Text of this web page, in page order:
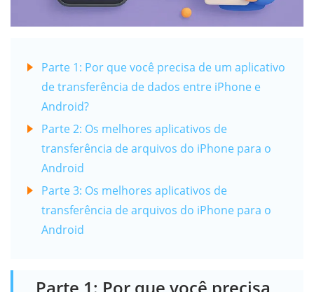
Parte 1: Por que você precisa de um aplicativo
de transferência de dados entre iPhone e
Android?
Parte 2: Os melhores aplicativos de
transferência de arquivos do iPhone para o
Android
Parte 3: Os melhores aplicativos de
transferência de arquivos do iPhone para o
Android
Parte 1: Por que você precisa